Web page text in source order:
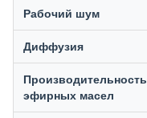
Рабочий шум
Диффузия
Производительность
эфирных масел